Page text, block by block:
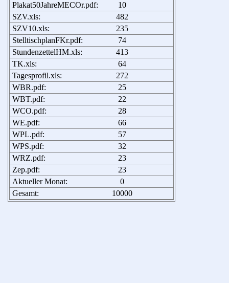
Plakat50JahreMECOr.pdf:
10
SZV.xls:
482
SZV10.xls:
235
StelltischplanFKr.pdf:
74
StundenzettelHM.xls:
413
TK.xls:
64
Tagesprofil.xls:
272
WBR.pdf:
25
WBT.pdf:
22
WCO.pdf:
28
WE.pdf:
66
WPL.pdf:
57
WPS.pdf:
32
WRZ.pdf:
23
Zep.pdf:
23
Aktueller Monat:
0
Gesamt:
10000